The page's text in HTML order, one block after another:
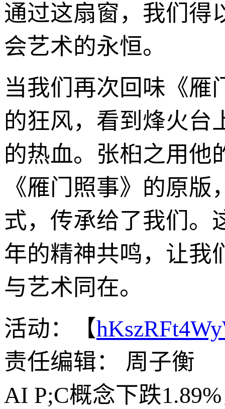
通过这扇窗，我们得
会艺术的永恒。
当我们再次回味《雁
的狂风，看到烽火台
的热血。张桕之用他
《雁门照事》的原
式，传承给了我们。
年的精神共鸣，让我
与艺术同在。
活动：【
责任编辑： 周子衡
AI P;C概念下跌